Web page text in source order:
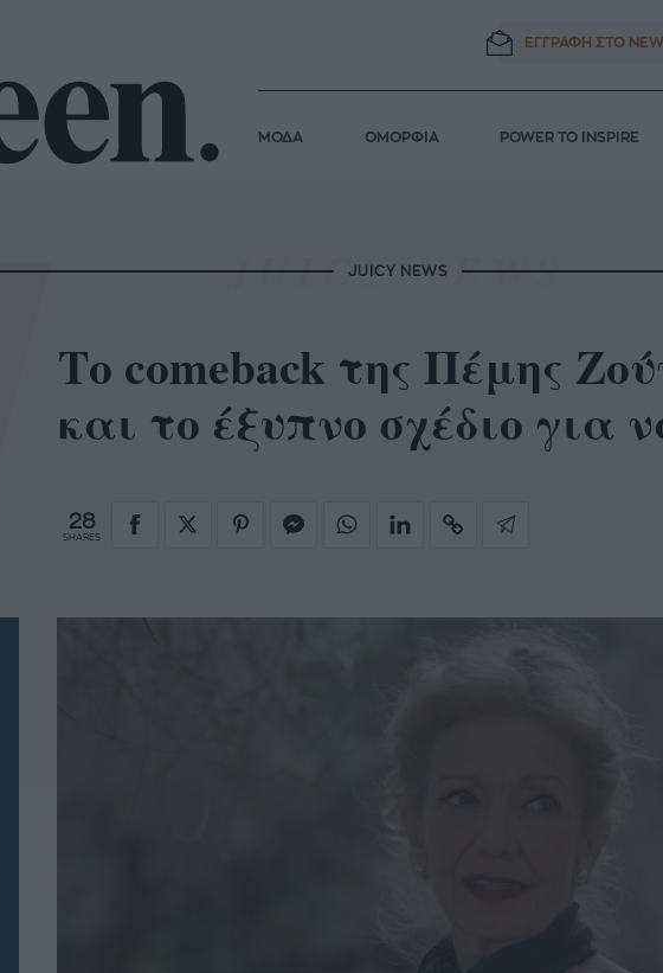
ΕΓΓΡΑΦΗ ΣΤΟ
ΜΟΔΑ ΟΜΟΡΦΙΑ POWER TO INSPIRE
JUICY NEWS
Το comeback της Πέμης
και το έξυπνο σχέδιο για
28
SHARES